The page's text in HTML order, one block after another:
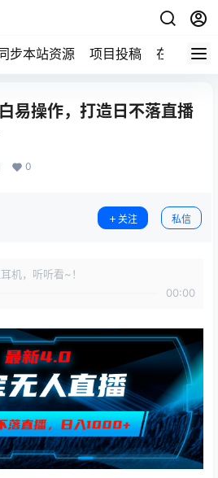
步本站资源 项目投稿 在线工具
易操作，打造日不落直播
0
关注 私信
机，听听看~！
00:00